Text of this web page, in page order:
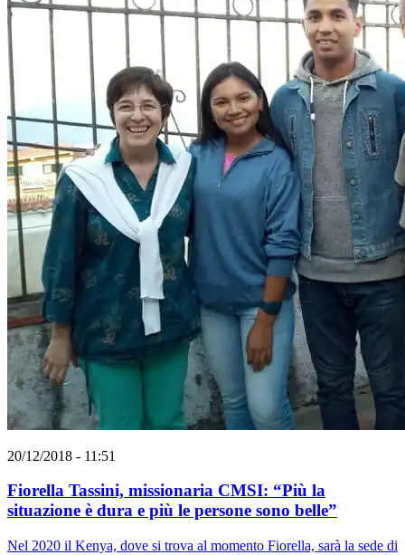
20/12/2018 - 11:51
Fiorella Tassini, missionaria CMSI: “Più la
situazione è dura e più le persone sono belle”
Nel 2020 il Kenya, dove si trova al momento Fiorella, sarà la sede di